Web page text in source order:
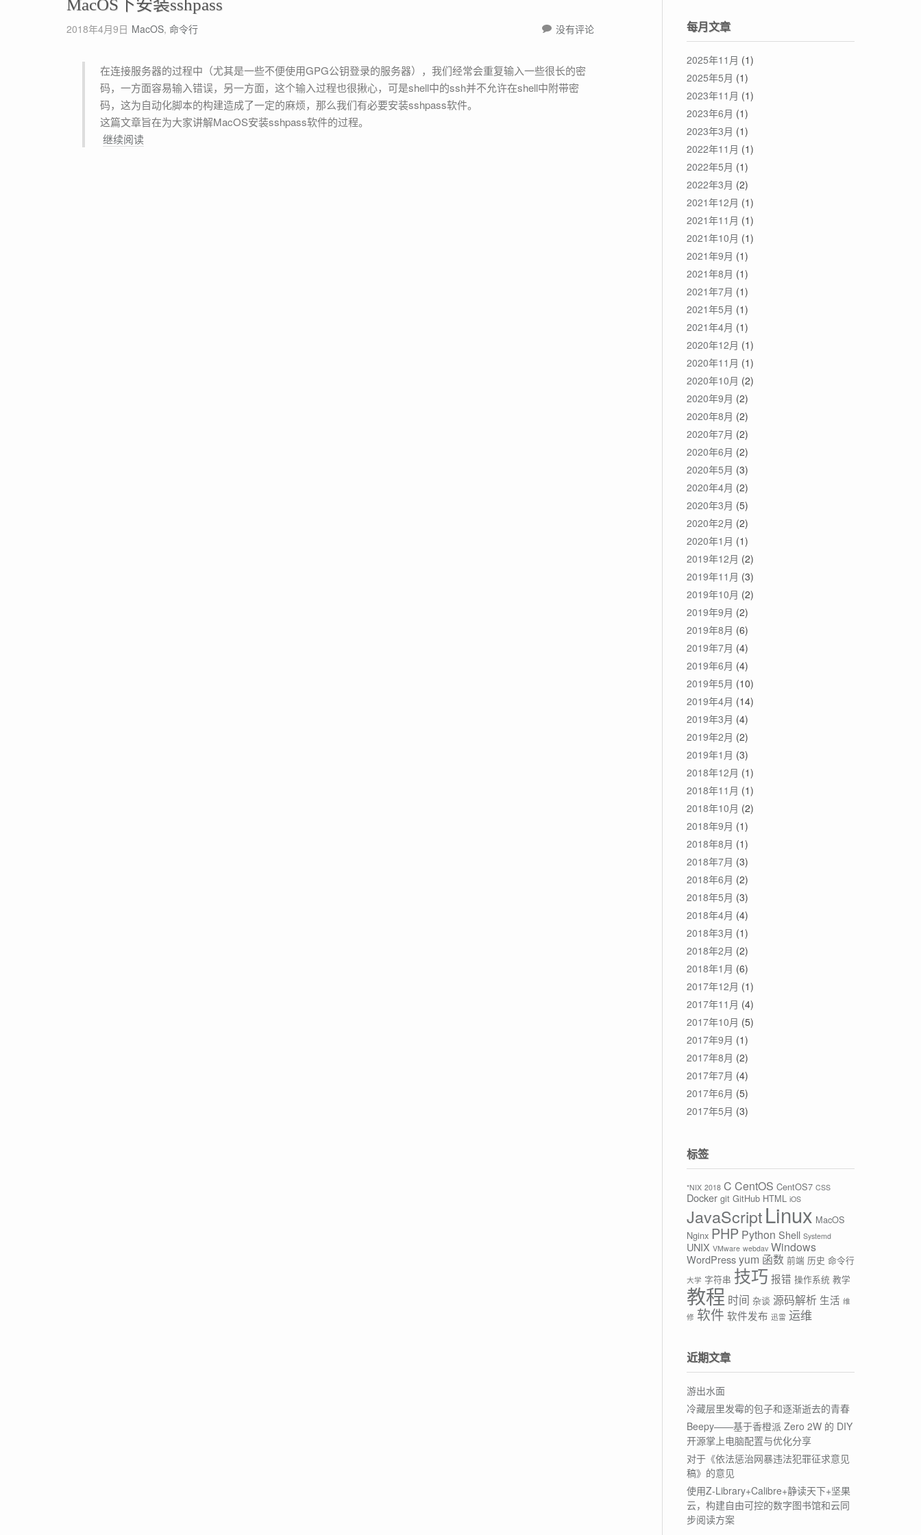
件
择
框
中
P
的
e
b
服
务
器
加
MacOS下安装sshpass
2018年4月9日 MacOS, 命令行 没有评论
在连接服务器的过程中（尤其是一些不便使用GPG公钥登录的服务器），我们经常会重复输入一些很长的密
码，一方面容易输入错误，另一方面，这个输入过程也很揪心，可是shell中的ssh并不允许在shell中附带密
码，这为自动化脚本的构建造成了一定的麻烦，那么我们有必要安装sshpass软件。
这篇文章旨在为大家讲解MacOS安装sshpass软件的过程。
继续阅读M
每月文章
2025年11月 (1)
2025年5月 (1)
2023年11月 (1)
2023年6月 (1)
2023年3月 (1)
2022年11月 (1)
2022年5月 (1)
2022年3月 (2)
2021年12月 (1)
2021年11月 (1)
2021年10月 (1)
2021年9月 (1)
2021年8月 (1)
2021年7月 (1)
2021年5月 (1)
2021年4月 (1)
2020年12月 (1)
2020年11月 (1)
2020年10月 (2)
2020年9月 (2)
2020年8月 (2)
2020年7月 (2)
2020年6月 (2)
2020年5月 (3)
2020年4月 (2)
2020年3月 (5)
2020年2月 (2)
2020年1月 (1)
2019年12月 (2)
2019年11月 (3)
2019年10月 (2)
2019年9月 (2)
2019年8月 (6)
2019年7月 (4)
2019年6月 (4)
2019年5月 (10)
2019年4月 (14)
2019年3月 (4)
2019年2月 (2)
2019年1月 (3)
2018年12月 (1)
2018年11月 (1)
2018年10月 (2)
2018年9月 (1)
2018年8月 (1)
2018年7月 (3)
2018年6月 (2)
2018年5月 (3)
2018年4月 (4)
2018年3月 (1)
2018年2月 (2)
2018年1月 (6)
2017年12月 (1)
2017年11月 (4)
2017年10月 (5)
2017年9月 (1)
2017年8月 (2)
2017年7月 (4)
2017年6月 (5)
2017年5月 (3)
标签
*NIX 2018 C CentOS CentOS7 CSS
Docker git GitHub HTML iOS
JavaScriptLinux MacOS
Nginx PHP Python Shell Systemd
UNIX VMware webdav Windows
WordPressyum 函数 前端 历史 命令行
大学 字符串 技巧 报错 操作系统 教学
教程 时间 杂谈 源码解析 生活 维
修 软件 软件发布 迅雷 运维
近期文章
游出水面
冷藏层里发霉的包子和逐渐逝去的青春
Beepy——基于香橙派 Zero 2W 的 DIY
开源掌上电脑配置与优化分享
对于《依法惩治网暴违法犯罪征求意见
稿》的意见
使用Z-Library+Calibre+静读天下+坚果
云，构建自由可控的数字图书馆和云同
步阅读方案